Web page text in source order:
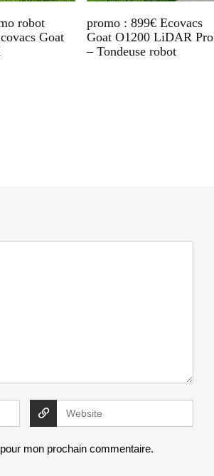
robot
Goat
promo : 899€ Ecovacs
Goat O1200 LiDAR Pro
– Tondeuse robot
mon prochain commentaire.